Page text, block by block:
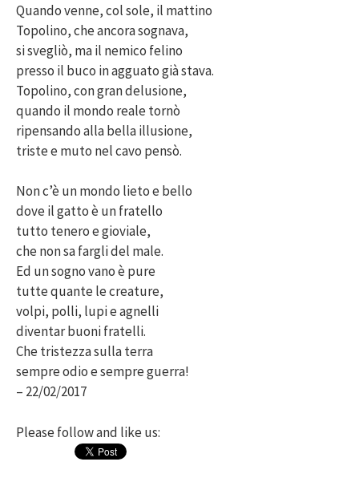
Quando venne, col sole, il mattino
Topolino, che ancora sognava,
si svegliò, ma il nemico felino
presso il buco in agguato già stava.
Topolino, con gran delusione,
quando il mondo reale tornò
ripensando alla bella illusione,
triste e muto nel cavo pensò.
Non c’è un mondo lieto e bello
dove il gatto è un fratello
tutto tenero e gioviale,
che non sa fargli del male.
Ed un sogno vano è pure
tutte quante le creature,
volpi, polli, lupi e agnelli
diventar buoni fratelli.
Che tristezza sulla terra
sempre odio e sempre guerra!
– 22/02/2017
Please follow and like us: